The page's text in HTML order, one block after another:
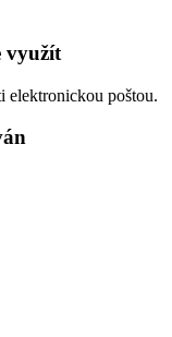
využít
elektronickou poštou.